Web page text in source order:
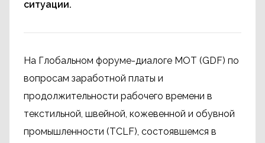
ситуации.
На Глобальном форуме-диалоге МОТ (GDF) по
вопросам заработной платы и
продолжительности рабочего времени в
текстильной, швейной, кожевенной и обувной
промышленности (TCLF), состоявшемся в